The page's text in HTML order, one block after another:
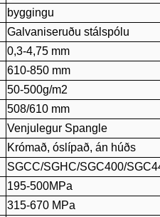
byggingu
Galvaniseruðu stálspólu
0,3-4,75 mm
610-850 mm
50-500g/m2
508/610 mm
Venjulegur Spangle
Krómað, óslípað, án húðs
SGCC/SGHC/SGC400/
195-500MPa
315-670 MPa